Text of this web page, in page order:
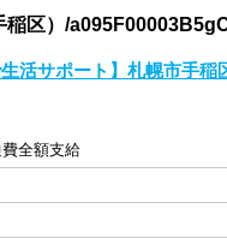
稲区）/
活サポート】札幌市手
全額支給